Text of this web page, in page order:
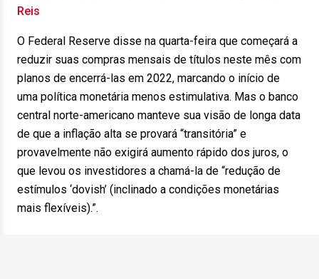
Reis
O Federal Reserve disse na quarta-feira que começará a
reduzir suas compras mensais de títulos neste mês com
planos de encerrá-las em 2022, marcando o início de
uma política monetária menos estimulativa. Mas o banco
central norte-americano manteve sua visão de longa data
de que a inflação alta se provará “transitória” e
provavelmente não exigirá aumento rápido dos juros, o
que levou os investidores a chamá-la de “redução de
estímulos ‘dovish’ (inclinado a condições monetárias
mais flexíveis).”.